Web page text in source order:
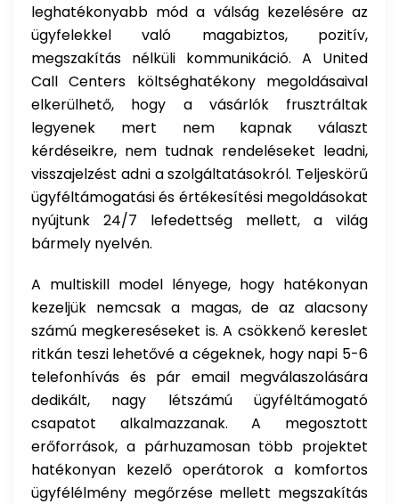
leghatékonyabb mód a válság kezelésére az
ügyfelekkel való magabiztos, pozitív,
megszakítás nélküli kommunikáció. A United
Call Centers költséghatékony megoldásaival
elkerülhető, hogy a vásárlók frusztráltak
legyenek mert nem kapnak választ
kérdéseikre, nem tudnak rendeléseket leadni,
visszajelzést adni a szolgáltatásokról. Teljeskörű
ügyféltámogatási és értékesítési megoldásokat
nyújtunk 24/7 lefedettség mellett, a világ
bármely nyelvén.
A multiskill model lényege, hogy hatékonyan
kezeljük nemcsak a magas, de az alacsony
számú megkereséseket is. A csökkenő kereslet
ritkán teszi lehetővé a cégeknek, hogy napi 5-6
telefonhívás és pár email megválaszolására
dedikált, nagy létszámú ügyféltámogató
csapatot alkalmazzanak. A megosztott
erőforrások, a párhuzamosan több projektet
hatékonyan kezelő operátorok a komfortos
ügyfélélmény megőrzése mellett megszakítás